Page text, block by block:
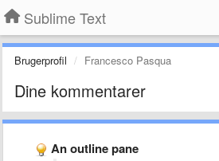
Sublime Text
Brugerprofil Francesco Pasqua
Dine kommentarer
An outline pane